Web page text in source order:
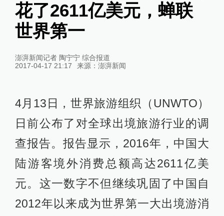
花了2611亿美元，蝉联
世界第一
澎湃新闻记者 陶宁宁 综合报道
2017-04-17 21:17
来源： 澎湃新闻
4月13日，世界旅游组织（UNWTO）
日前公布了对全球出境旅游行业的调
查报告。报告显示，2016年，中国大
陆游客境外消费总额高达2611亿美
元。这一数字不但继续巩固了中国自
2012年以来成为世界第一大出境游消